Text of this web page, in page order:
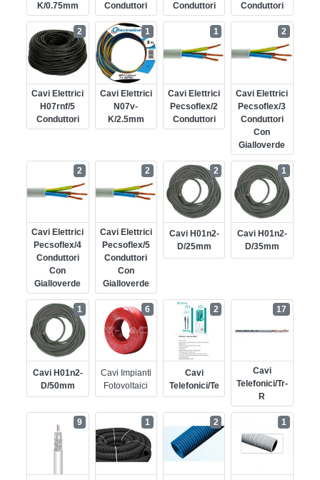
K/0.75mm
Conduttori
Conduttori
Conduttori
Cavi Elettrici
H07rnf/5
Conduttori
2
Cavi Elettrici
N07v-
K/2.5mm
1
Cavi Elettrici
Pecsoflex/2
Conduttori
1
Cavi Elettrici
Pecsoflex/3
Conduttori
Con
Gialloverde
2
Cavi Elettrici
Pecsoflex/4
Conduttori
Con
Gialloverde
2
Cavi Elettrici
Pecsoflex/5
Conduttori
Con
Gialloverde
2
Cavi H01n2-
D/25mm
2
Cavi H01n2-
D/35mm
1
Cavi H01n2-
D/50mm
1
Cavi Impianti
Fotovoltaici
6
Cavi
Telefonici/te
2
Cavi
Telefonici/tr-
R
17
9 1 2 1